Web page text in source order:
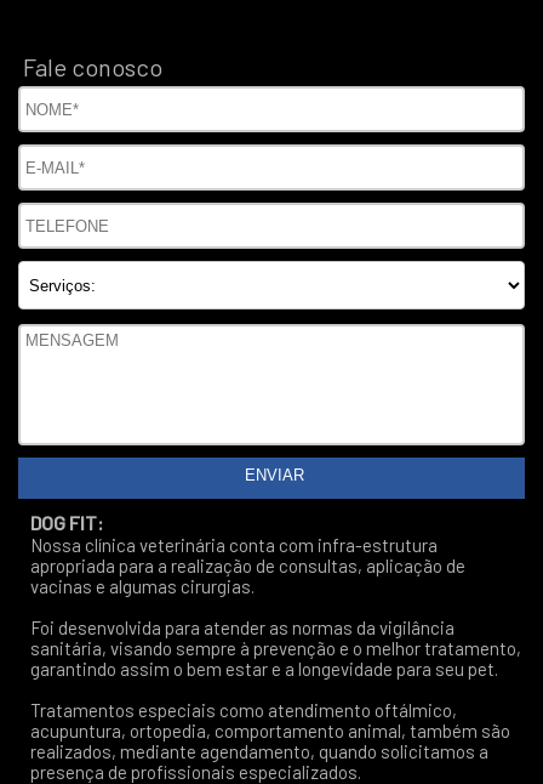
Fale conosco
DOG FIT:
Nossa clínica veterinária conta com infra-estrutura
apropriada para a realização de consultas, aplicação de
vacinas e algumas cirurgias.
Foi desenvolvida para atender as normas da vigilância
sanitária, visando sempre à prevenção e o melhor tratamento,
garantindo assim o bem estar e a longevidade para seu pet.
Tratamentos especiais como atendimento oftálmico,
acupuntura, ortopedia, comportamento animal, também são
realizados, mediante agendamento, quando solicitamos a
presença de profissionais especializados.